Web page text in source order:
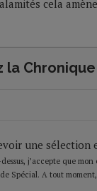
cela
la
une
j’accepte que
Spécial. A tout